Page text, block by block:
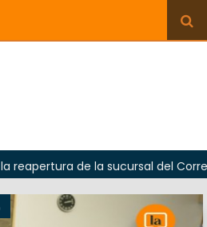
de la sucursal del Correo